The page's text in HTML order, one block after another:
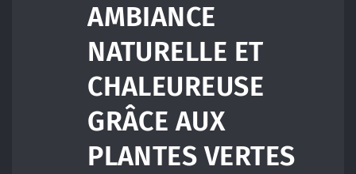
AMBIANCE
NATURELLE ET
CHALEUREUSE
GRÂCE AUX
PLANTES VERTES